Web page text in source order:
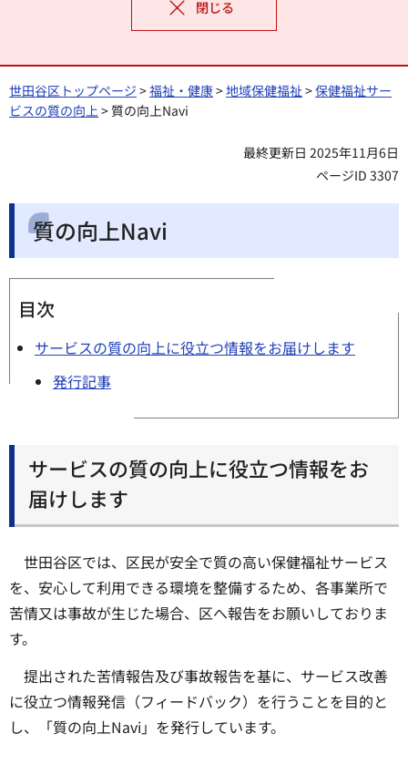
閉じる
世田谷区トップページ >福祉・健康>地域保健福祉 >保健福祉サー
ビスの質の向上> 質の向上Navi
最終更新日 2025年11月6日
ページID 3307
質の向上Navi
目次
サービスの質の向上に役立つ情報をお届けします
発行記事
サービスの質の向上に役立つ情報をお
届けします
世田谷区では、区民が安全で質の高い保健福祉サービス
を、安心して利用できる環境を整備するため、各事業所で
苦情又は事故が生じた場合、区へ報告をお願いしておりま
す。
提出された苦情報告及び事故報告を基に、サービス改善
に役立つ情報発信（フィードバック）を行うことを目的と
し、「質の向上Navi」を発行しています。